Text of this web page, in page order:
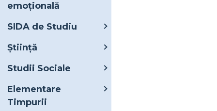
emoțională
SIDA de Studiu
Ştiinţă
Studii Sociale
Elementare
Timpurii